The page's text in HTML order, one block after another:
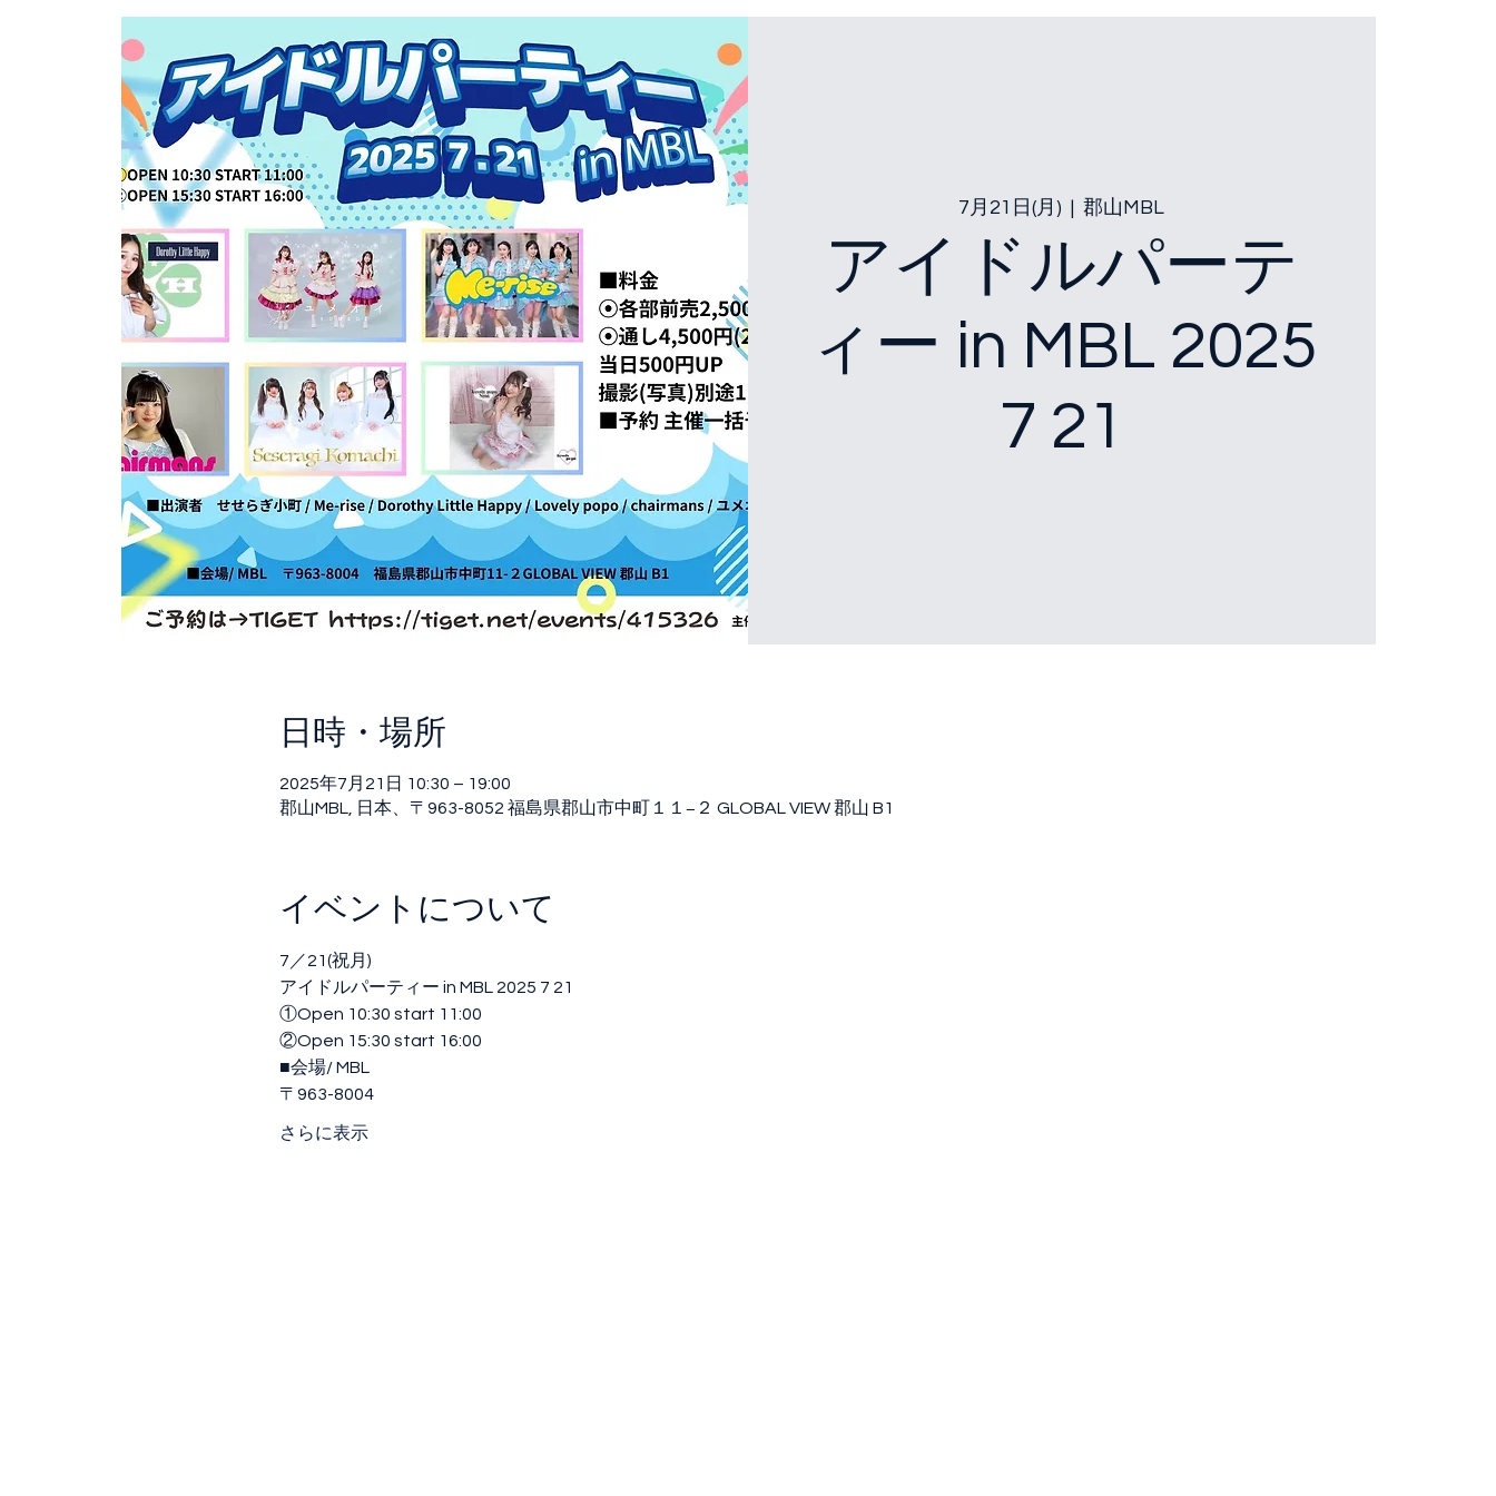
7月21日(月)
  |
郡山MBL
アイドルパーテ
ィー in MBL 2025
7 21
日時・場所
2025年7月21日 10:30 – 19:00
郡山MBL, 日本、〒963-8052 福島県郡山市中町１１−２ GLOBAL VIEW 郡山 B1
イベントについて
7／21(祝月)
アイドルパーティー in MBL 2025 7 21
①Open 10:30 start 11:00
‪②Open 15:30 start 16:00
■‪会場/ MBL
〒963-8004
さらに表示